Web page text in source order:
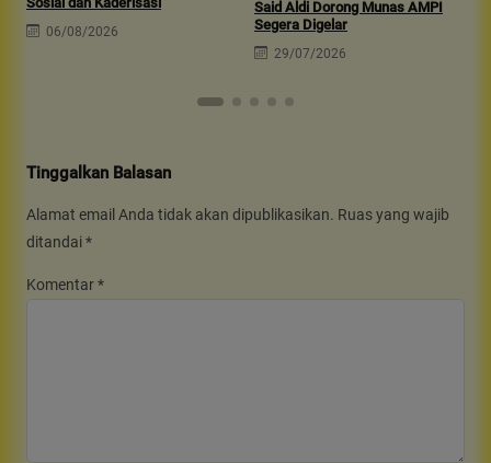
06/08/2026
Said Aldi Dorong Munas AMPI
Segera Digelar
29/07/2026
Tinggalkan Balasan
Alamat email Anda tidak akan dipublikasikan. Ruas yang wajib
ditandai*
Komentar*